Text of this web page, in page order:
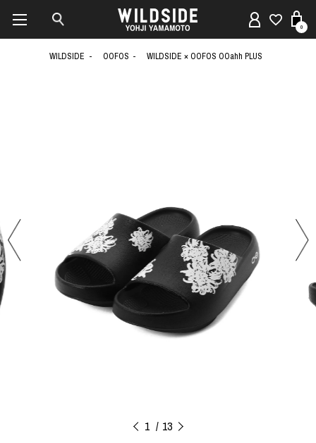
0
WILDSIDE OOFOS WILDSIDE × OOFOS OOahh PLUS
1 13